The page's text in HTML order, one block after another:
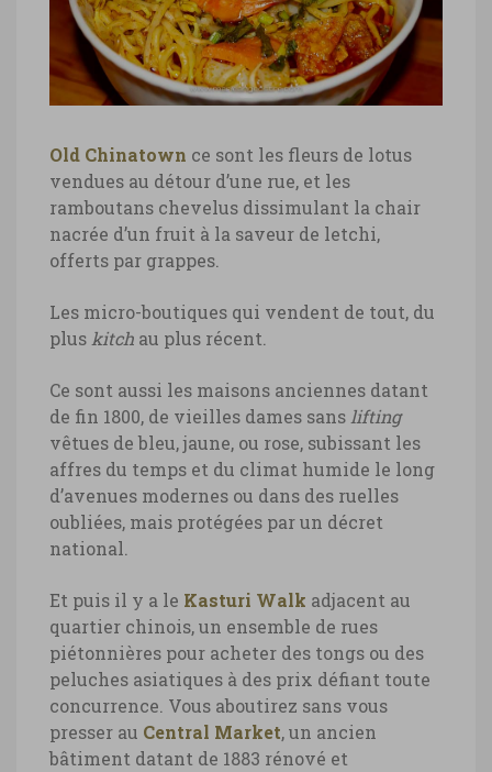
Malaisie, fleurs de lotus au marché,
Kuala Lumpur © Marie-Ange Ostré
Malaisie-curry_laksa_soup-Malacca-
©-Marie-Ange_Ostre-7074
Malaisie, soupe curry laksa ©Marie-
Old Chinatown ce sont les fleurs de lotus
vendues au détour d’une rue, et les
ramboutans chevelus dissimulant la chair
nacrée d’un fruit à la saveur de letchi,
offerts par grappes.
Les micro-boutiques qui vendent de tout, du
pluskitch au plus récent.
Ce sont aussi les maisons anciennes datant
de fin 1800, de vieilles dames sanslifting
vêtues de bleu, jaune, ou rose, subissant les
affres du temps et du climat humide le long
d’avenues modernes ou dans des ruelles
oubliées, mais protégées par un décret
national.
Et puis il y a le Kasturi Walk adjacent au
quartier chinois, un ensemble de rues
piétonnières pour acheter des tongs ou des
peluches asiatiques à des prix défiant toute
concurrence. Vous aboutirez sans vous
presser au Central Market, un ancien
bâtiment datant de 1883 rénové et